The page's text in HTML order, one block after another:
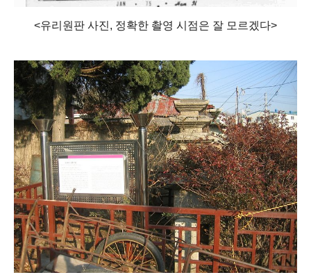
<유리원판 사진, 정확한 촬영 시점은 잘 모르겠다>